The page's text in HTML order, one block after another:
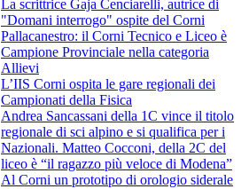
La scrittrice Gaja Cenciarelli, autrice di
"Domani interrogo" ospite del Corni
Pallacanestro: il Corni Tecnico e Liceo è
Campione Provinciale nella categoria
Allievi
L’IIS Corni ospita le gare regionali dei
Campionati della Fisica
Andrea Sancassani della 1C vince il titolo
regionale di sci alpino e si qualifica per i
Nazionali. Matteo Cocconi, della 2C del
liceo è “il ragazzo più veloce di Modena”
Al Corni un prototipo di orologio siderale